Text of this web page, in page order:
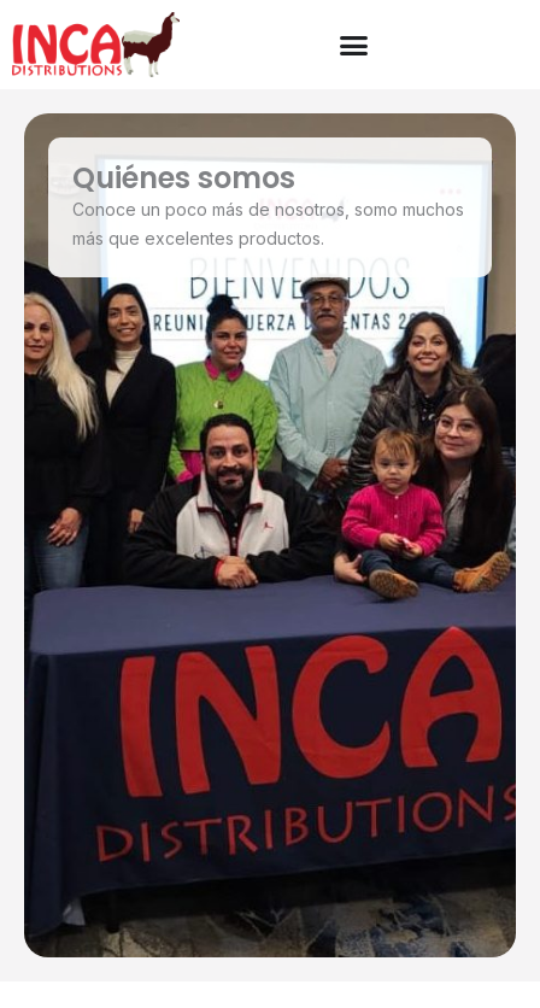
al
contenido
Quiénes somos
Conoce un poco más de nosotros, somo muchos
más que excelentes productos.